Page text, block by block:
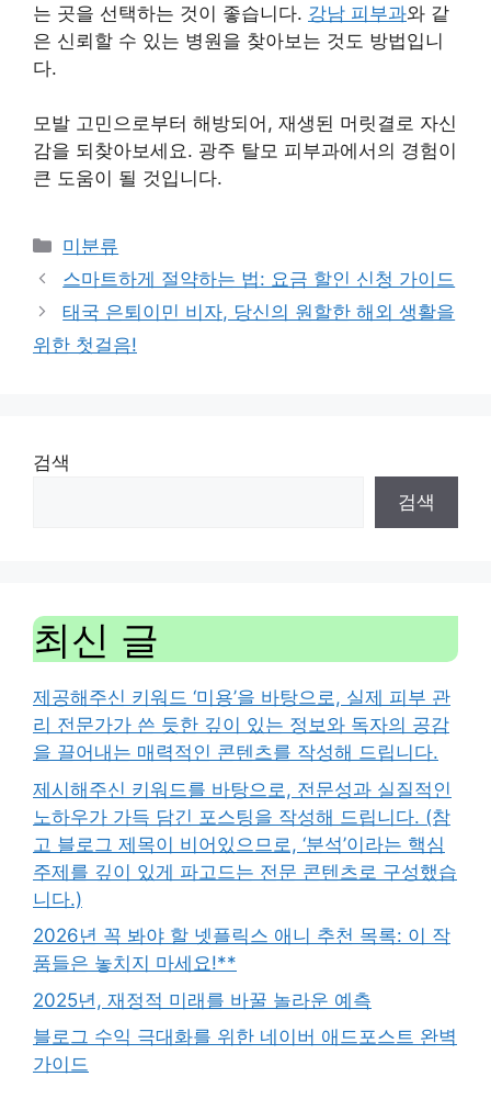
는 곳을 선택하는 것이 좋습니다. 강남 피부과와 같
은 신뢰할 수 있는 병원을 찾아보는 것도 방법입니
다.
모발 고민으로부터 해방되어, 재생된 머릿결로 자신
감을 되찾아보세요. 광주 탈모 피부과에서의 경험이
큰 도움이 될 것입니다.
Categories
미분류
스마트하게 절약하는 법: 요금 할인 신청 가이드
태국 은퇴이민 비자, 당신의 원할한 해외 생활을
위한 첫걸음!
검색
검색
최신 글
제공해주신 키워드 ‘미용’을 바탕으로, 실제 피부 관
리 전문가가 쓴 듯한 깊이 있는 정보와 독자의 공감
을 끌어내는 매력적인 콘텐츠를 작성해 드립니다.
제시해주신 키워드를 바탕으로, 전문성과 실질적인
노하우가 가득 담긴 포스팅을 작성해 드립니다. (참
고 블로그 제목이 비어있으므로, ‘분석’이라는 핵심
주제를 깊이 있게 파고드는 전문 콘텐츠로 구성했습
니다.)
2026년 꼭 봐야 할 넷플릭스 애니 추천 목록: 이 작
품들은 놓치지 마세요!**
2025년, 재정적 미래를 바꿀 놀라운 예측
블로그 수익 극대화를 위한 네이버 애드포스트 완벽
가이드